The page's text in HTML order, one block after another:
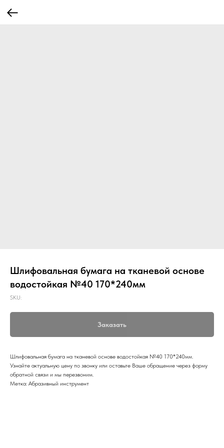
Шлифовальная бумага на тканевой основе
водостойкая №40 170*240мм
SKU:
Заказать
Шлифовальная бумага на тканевой основе водостойкая №40 170*240мм.
Узнайте актуальную цену по звонку или оставьте Ваше обращение через форму
обратной связи и мы перезвоним.
Метка: Абразивный инструмент